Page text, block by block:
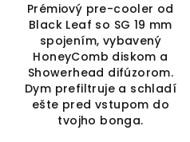
Prémiový pre-cooler od
Black Leaf so SG 19 mm
spojením, vybavený
HoneyComb diskom a
Showerhead difúzorom.
Dym prefiltruje a schladí
ešte pred vstupom do
tvojho bonga.